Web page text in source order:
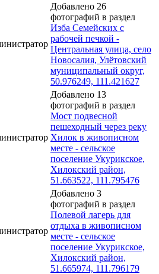
Добавлено 26
фотографий в раздел
Изба Семейских с
рабочей печкой -
Центральная улица, село
Новосалия, Улётовский
муниципальный округ,
50.976249, 111.421627
Добавлено 13
фотографий в раздел
Мост подвесной
пешеходный через реку
Хилок в живописном
месте - сельское
поселение Укурикское,
Хилокский район,
51.663522, 111.795476
Добавлено 3
фотографий в раздел
Полевой лагерь для
отдыха в живописном
месте - сельское
поселение Укурикское,
Хилокский район,
51.665974, 111.796179